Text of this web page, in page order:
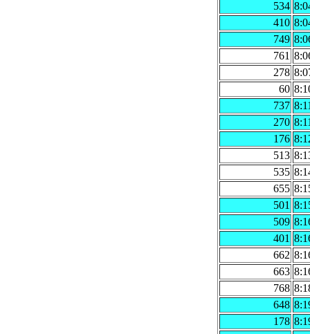
534
410
749
761
278
60
737
270
176
513
535
655
501
509
401
662
663
768
648
178